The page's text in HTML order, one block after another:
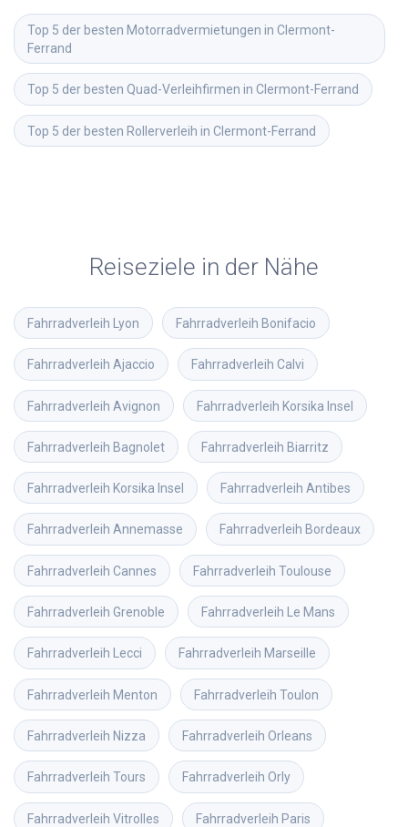
Top 5 der besten Motorradvermietungen in Clermont-
Ferrand
Top 5 der besten Quad-Verleihfirmen in Clermont-Ferrand
Top 5 der besten Rollerverleih in Clermont-Ferrand
Reiseziele in der Nähe
Fahrradverleih Lyon Fahrradverleih Bonifacio
Fahrradverleih Ajaccio Fahrradverleih Calvi
Fahrradverleih Avignon Fahrradverleih Korsika Insel
Fahrradverleih Bagnolet Fahrradverleih Biarritz
Fahrradverleih Korsika Insel Fahrradverleih Antibes
Fahrradverleih Annemasse Fahrradverleih Bordeaux
Fahrradverleih Cannes Fahrradverleih Toulouse
Fahrradverleih Grenoble Fahrradverleih Le Mans
Fahrradverleih Lecci Fahrradverleih Marseille
Fahrradverleih Menton Fahrradverleih Toulon
Fahrradverleih Nizza Fahrradverleih Orleans
Fahrradverleih Tours Fahrradverleih Orly
Fahrradverleih Vitrolles Fahrradverleih Paris